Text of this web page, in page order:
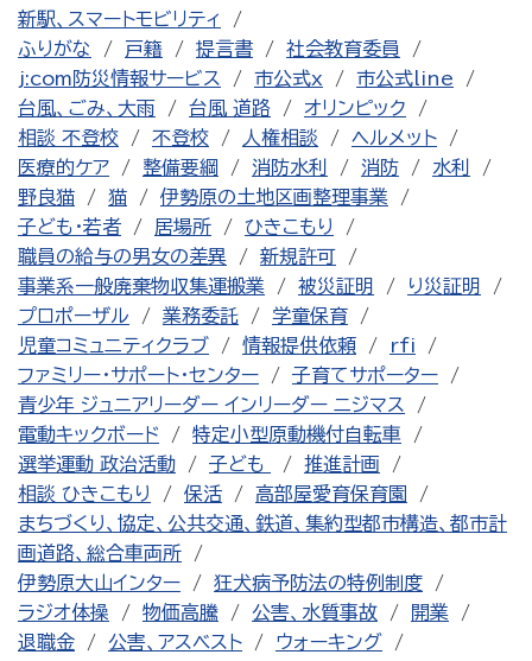
新駅、スマートモビリティ
ふりがな
戸籍 提言書
社会教育委員
j:com防災情報サービス
市公式x
市公式line
台風、ごみ、大雨
台風 道路
オリンピック
相談 不登校
不登校 人権相談
ヘルメット
医療的ケア
整備要綱 消防水利 消防
水利
野良猫
猫
伊勢原の土地区画整理事業
子ども・若者
居場所
ひきこもり
職員の給与の男女の差異
新規許可
事業系一般廃棄物収集運搬業
被災証明
り災証明
プロポーザル
業務委託
学童保育
児童コミュニティクラブ
情報提供依頼
rfi
ファミリー・サポート・センター
子育てサポーター
青少年 ジュニアリーダー インリーダー ニジマス
電動キックボード
特定小型原動機付自転車
選挙運動 政治活動
子ども
推進計画
相談 ひきこもり
保活
高部屋愛育保育園
まちづくり、協定、公共交通、鉄道、集約型都市構造、都市計
画道路、総合車両所
伊勢原大山インター
狂犬病予防法の特例制度
ラジオ体操
物価高騰 公害、水質事故
開業
退職金
公害、アスベスト
ウォーキング